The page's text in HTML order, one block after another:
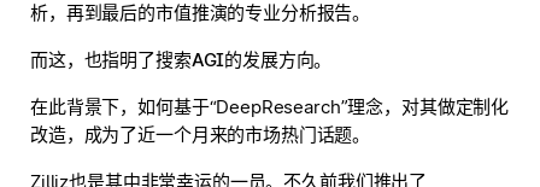
析，再到最后的市值推演的专业分析报告。
而这，也指明了搜索AGI的发展方向。
在此背景下，如何基于“DeepResearch”理念，对其做定制化
改造，成为了近一个月来的市场热门话题。
Zilliz也是其中非常幸运的一员。不久前我们推出了